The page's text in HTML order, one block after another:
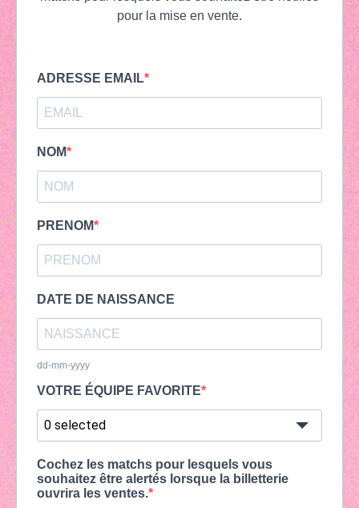
pour la mise en vente.
ADRESSE EMAIL
NOM
PRENOM
DATE DE NAISSANCE
dd-mm-yyyy
VOTRE ÉQUIPE FAVORITE
0 selected
Cochez les matchs pour lesquels vous
souhaitez être alertés lorsque la billetterie
ouvrira les ventes.